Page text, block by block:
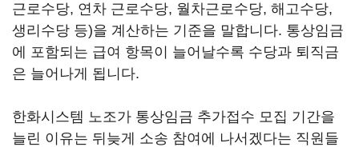
근로수당, 연차 근로수당, 월차근로수당, 해고수당,
생리수당 등)을 계산하는 기준을 말합니다. 통상임금
에 포함되는 급여 항목이 늘어날수록 수당과 퇴직금
은 늘어나게 됩니다.
한화시스템 노조가 통상임금 추가접수 모집 기간을
늘린 이유는 뒤늦게 소송 참여에 나서겠다는 직원들